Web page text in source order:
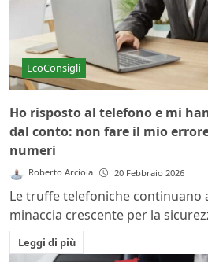
EcoConsigli
Ho risposto al telefono e mi
dal conto: non fare il mio
numeri
Roberto Arciola 20 Febbraio 2026
Le truffe telefoniche continuano
minaccia crescente per la
Leggi di più